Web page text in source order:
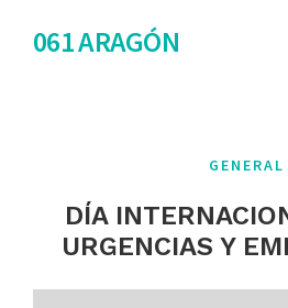
061 ARAGÓN
GENERAL
DÍA
URGENCIAS Y